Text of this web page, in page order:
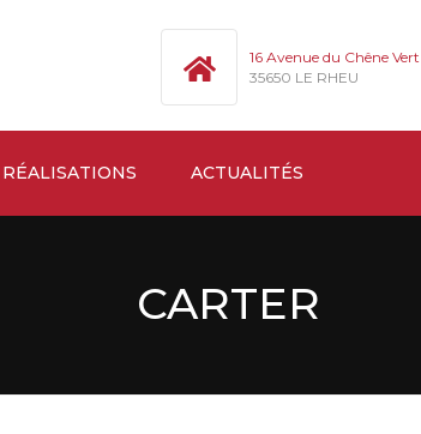
16 Avenue du Chêne Vert
35650 LE RHEU
RÉALISATIONS ACTUALITÉS
CARTER